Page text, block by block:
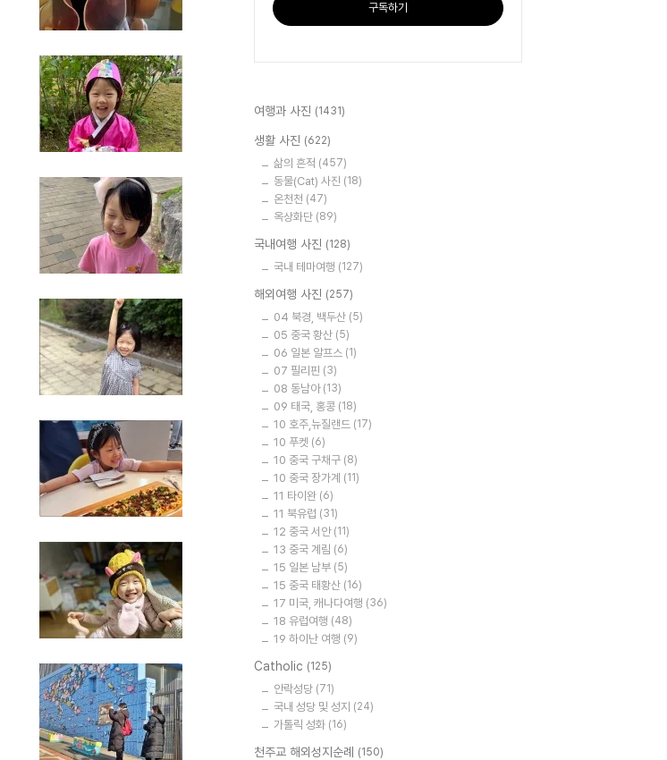
구독하기
여행과 사진 (1431)
생활 사진 (622)
삶의 흔적 (457)
동물(Cat) 사진 (18)
온천천 (47)
옥상화단 (89)
국내여행 사진 (128)
국내 테마여행 (127)
해외여행 사진 (257)
04 북경, 백두산 (5)
05 중국 황산 (5)
06 일본 알프스 (1)
07 필리핀 (3)
08 동남아 (13)
09 태국, 홍콩 (18)
10 호주,뉴질랜드 (17)
10 푸켓 (6)
10 중국 구채구 (8)
10 중국 장가계 (11)
11 타이완 (6)
11 북유럽 (31)
12 중국 서안 (11)
13 중국 계림 (6)
15 일본 남부 (5)
15 중국 태황산 (16)
17 미국, 캐나다여행 (36)
18 유럽여행 (48)
19 하이난 여행 (9)
Catholic (125)
안락성당 (71)
국내 성당 및 성지 (24)
가톨릭 성화 (16)
천주교 해외성지순례 (150)